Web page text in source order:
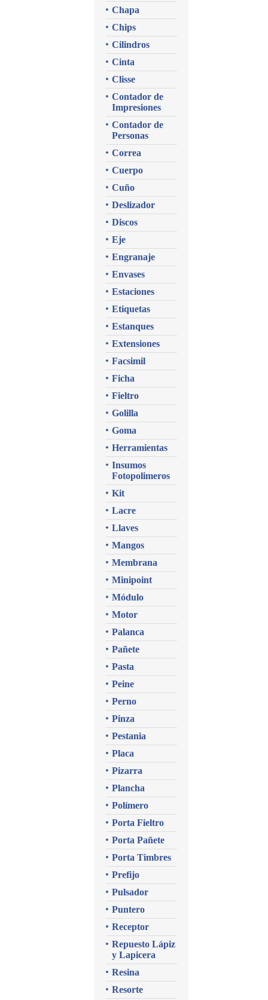
Chapa
Chips
Cilindros
Cinta
Clisse
Contador de
Impresiones
Contador de
Personas
Correa
Cuerpo
Cuño
Deslizador
Discos
Eje
Engranaje
Envases
Estaciones
Etiquetas
Estanques
Extensiones
Facsimil
Ficha
Fieltro
Golilla
Goma
Herramientas
Insumos
Fotopolimeros
Kit
Lacre
Llaves
Mangos
Membrana
Minipoint
Módulo
Motor
Palanca
Pañete
Pasta
Peine
Perno
Pinza
Pestania
Placa
Pizarra
Plancha
Polímero
Porta Fieltro
Porta Pañete
Porta Timbres
Prefijo
Pulsador
Puntero
Receptor
Repuesto Lápiz
y Lapicera
Resina
Resorte